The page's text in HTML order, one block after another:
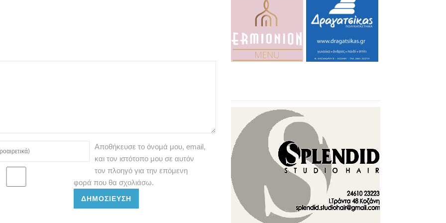
Αποθήκευσε το όνομά μου, email,
και τον ιστότοπο μου σε αυτόν
τον πλοηγό για την επόμενη
φορά που θα σχολιάσω.
ΔΗΜΟΣΊΕΥΣΗ